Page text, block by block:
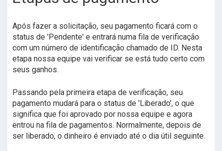
Após fazer a solicitação, seu pagamento ficará com o
status de 'Pendente' e entrará numa fila de verificação
com um número de identificação chamado de ID. Nesta
etapa nossa equipe vai verificar se está tudo certo com
seus ganhos.
Passando pela primeira etapa de verificação, seu
pagamento mudará para o status de 'Liberado', o que
significa que foi aprovado por nossa equipe e agora
entrou na fila de pagamentos. Normalmente, depois de
ser liberado, o dinheiro é enviado até o dia útil seguinte.